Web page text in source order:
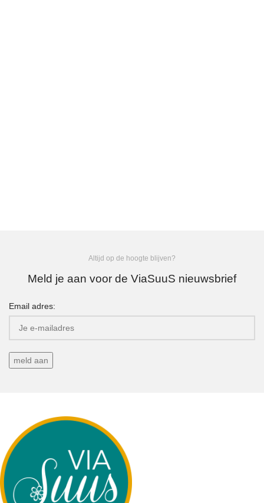
Altijd op de hoogte blijven?
Meld je aan voor de ViaSuuS nieuwsbrief
Email adres: